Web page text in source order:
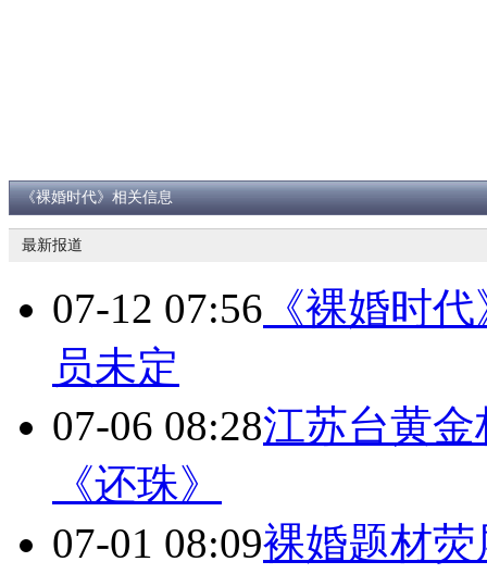
《裸婚时代》相关信息
最新报道
07-12 07:56 《裸婚时
员未定
07-06 08:28江苏台黄
《还珠》
07-01 08:09裸婚题材荧